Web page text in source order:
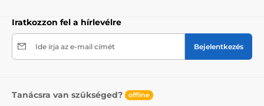
Iratkozzon fel a hírlevélre
Ide írja az e-mail címét Bejelentkezés
Tanácsra van szükséged? offline